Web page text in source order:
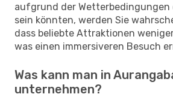
aufgrund der Wetterbedingungen
sein könnten, werden Sie
dass beliebte Attraktionen
was einen immersiveren Besuch
Was kann man in
unternehmen?